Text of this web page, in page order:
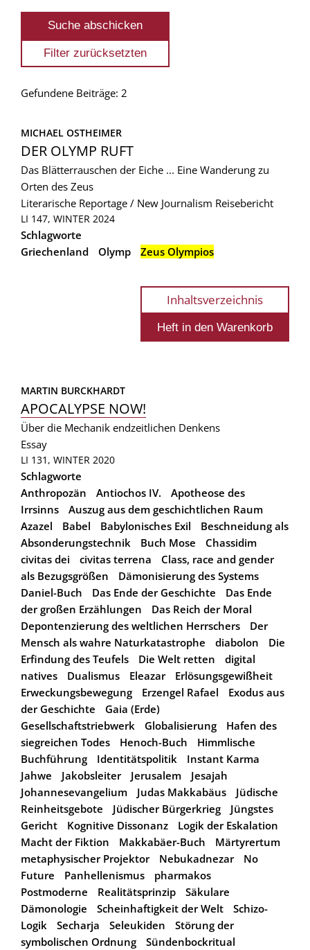
Gefundene Beiträge: 2
MICHAEL OSTHEIMER
DER OLYMP RUFT
Das Blätterrauschen der Eiche ... Eine Wanderung zu
Orten des Zeus
Literarische Reportage / New Journalism Reisebericht
LI 147, WINTER 2024
Schlagworte
Griechenland
Olymp Zeus Olympios
Inhaltsverzeichnis
MARTIN BURCKHARDT
APOCALYPSE NOW!
Über die Mechanik endzeitlichen Denkens
Essay
LI 131, WINTER 2020
Schlagworte
Anthropozän
Antiochos IV.
Apotheose des
Irrsinns
Auszug aus dem geschichtlichen Raum
Azazel
Babel Babylonisches Exil
Beschneidung als
Absonderungstechnik
Buch Mose
Chassidim
civitas dei
civitas terrena
Class, race and gender
als Bezugsgrößen
Dämonisierung des Systems
Daniel-Buch
Das Ende der Geschichte
Das Ende
der großen Erzählungen
Das Reich der Moral
Depontenzierung des weltlichen Herrschers
Der
Mensch als wahre Naturkatastrophe
diabolon
Die
Erfindung des Teufels
Die Welt retten
digital
natives
Dualismus Eleazar
Erlösungsgewißheit
Erweckungsbewegung
Erzengel Rafael
Exodus aus
der Geschichte
Gaia (Erde)
Gesellschaftstriebwerk
Globalisierung
Hafen des
siegreichen Todes
Henoch-Buch
Himmlische
Buchführung
Identitätspolitik
Instant Karma
Jahwe
Jakobsleiter Jerusalem
Jesajah
Johannesevangelium
Judas Makkabäus
Jüdische
Reinheitsgebote
Jüdischer Bürgerkrieg
Jüngstes
Gericht
Kognitive Dissonanz
Logik der Eskalation
Macht der Fiktion
Makkabäer-Buch
Märtyrertum
metaphysischer Projektor
Nebukadnezar
No
Future
Panhellenismus
pharmakos
Postmoderne
Realitätsprinzip
Säkulare
Dämonologie
Scheinhaftigkeit der Welt
Schizo-
Logik
Secharja Seleukiden
Störung der
symbolischen Ordnung
Sündenbockritual